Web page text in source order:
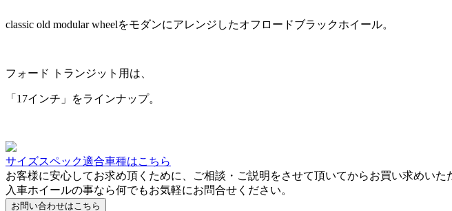
classic old modular wheelをモダンにアレンジしたオフロードブラックホイール。
フォード トランジット用は、
「17インチ」をラインナップ。
サイズスペック適合車種はこちら
お客様に安心してお求め頂くために、ご相談・ご説明をさせて頂いてからお買い求めい
入車ホイールの事なら何でもお気軽にお問合せください。